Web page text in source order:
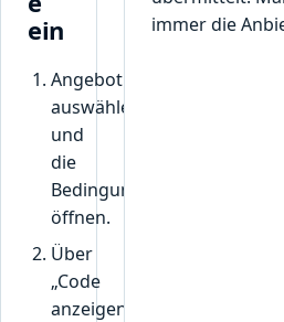
ein
Angebot
auswählen
und
die
Bedingungen
öffnen.
Über
„Code
anzeigen“
immer die